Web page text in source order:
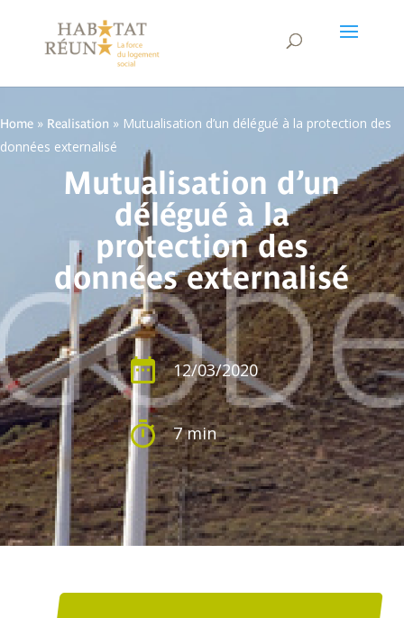
Home » Realisation » Mutualisation d’un délégué à la protection des
données externalisé
Mutualisation d’un
délégué à la
protection des
données externalisé
12/03/2020
7 min